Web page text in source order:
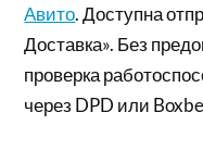
Авито. Доступна
Доставка». Без
проверка
через DPD или